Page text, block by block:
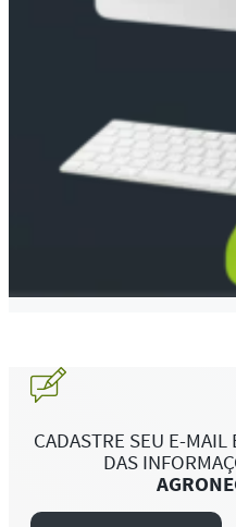
CADASTRE SEU E-
DAS